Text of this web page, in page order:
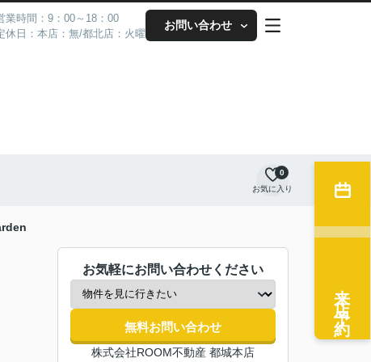
業時間：9：00～18：00
休日：本店：無/都北店：火曜
お問い合わせ
お気に入り
0
お気軽にお問い合わせください
無料お問い合わせ
株式会社ROOM不動産 都城本店
来店予約